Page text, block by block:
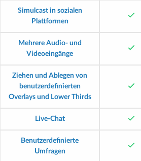
Simulcast in sozialen
Plattformen
Mehrere Audio- und
Videoeingänge
Ziehen und Ablegen von
benutzerdefinierten
Overlays und Lower Thirds
Live-Chat
Benutzerdefinierte
Umfragen